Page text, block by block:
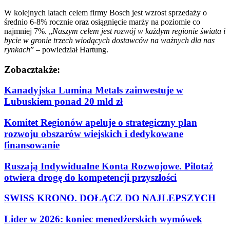
W kolejnych latach celem firmy Bosch jest wzrost sprzedaży o
średnio 6-8% rocznie oraz osiągnięcie marży na poziomie co
najmniej 7%. „Naszym celem jest rozwój w każdym regionie świata i
bycie w gronie trzech wiodących dostawców na ważnych dla nas
rynkach” – powiedział Hartung.
Zobacztakże:
Kanadyjska Lumina Metals zainwestuje w
Lubuskiem ponad 20 mld zł
Komitet Regionów apeluje o strategiczny plan
rozwoju obszarów wiejskich i dedykowane
finansowanie
Ruszają Indywidualne Konta Rozwojowe. Pilotaż
otwiera drogę do kompetencji przyszłości
SWISS KRONO. DOŁĄCZ DO NAJLEPSZYCH
Lider w 2026: koniec menedżerskich wymówek